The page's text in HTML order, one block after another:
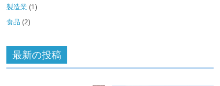
製造業 (1)
食品 (2)
最新の投稿